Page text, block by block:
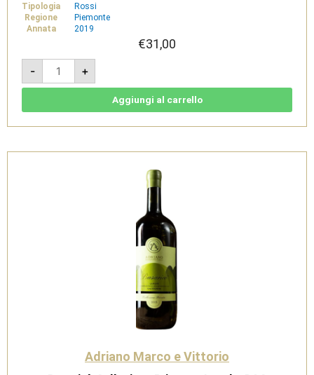
Tipologia
Rossi
Regione
Piemonte
Annata
2019
€31,00
-
Basarin
2019
-
Barbaresco
Marco
quantità
+
Aggiungi al carrello
Adriano Marco e Vittorio